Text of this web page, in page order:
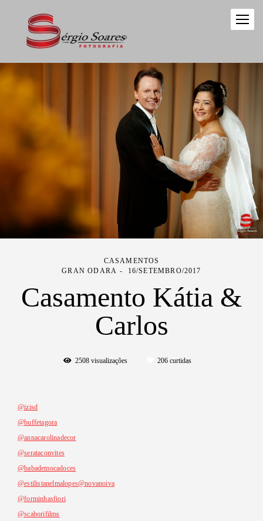
CASAMENTOS
GRAN ODARA
16/SETEMBRO/2017
Casamento Kátia &
Carlos
2508visualizações 206curtidas
@izisd
@buffetagora
@annacarolinadecor
@serataconvites
@babademocadoces
@estilistanelmalopes@novanoiva
@forminhasfiori
@scaborifilms